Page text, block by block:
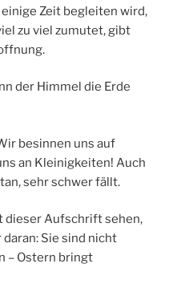
Zeit begleiten wird,
zu viel zumutet, gibt
der Himmel die Erde
besinnen uns auf
an Kleinigkeiten! Auch
sehr schwer fällt.
dieser Aufschrift sehen,
Sie sind nicht
– Ostern bringt